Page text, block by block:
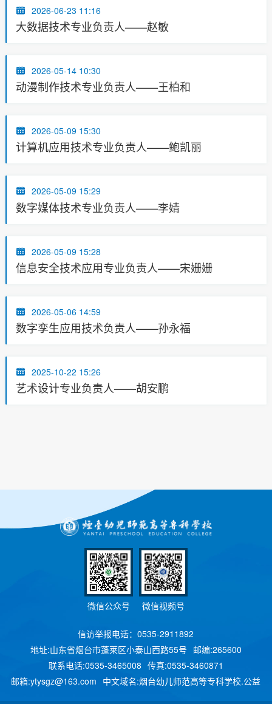
2026-06-23 11:16
大数据技术专业负责人——赵敏
2026-05-14 10:30
动漫制作技术专业负责人——王柏和
2026-05-09 15:30
计算机应用技术专业负责人——鲍凯丽
2026-05-09 15:29
数字媒体技术专业负责人——李婧
2026-05-09 15:28
信息安全技术应用专业负责人——宋姗姗
2026-05-06 14:59
数字孪生应用技术负责人——孙永福
2025-10-22 15:26
艺术设计专业负责人——胡安鹏
微信公众号 微信视频号
信访举报电话：0535-2911892
地址:山东省烟台市蓬莱区小泰山西路55号 邮编:265600
联系电话:0535-3465008 传真:0535-3460871
邮箱:ytysgz@163.com 中文域名:烟台幼儿师范高等专科学校.公益